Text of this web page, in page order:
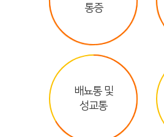
통증
배뇨통 및
성교통